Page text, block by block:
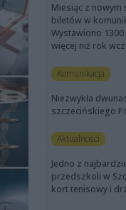
Miesiąc z nowym
biletów w
Wystawiono
więcej niż rok
Komunikacja
Niezwykła
szczecińskiego
Aktualności
Jedno z
przedszkoli w
kort tenisowy i